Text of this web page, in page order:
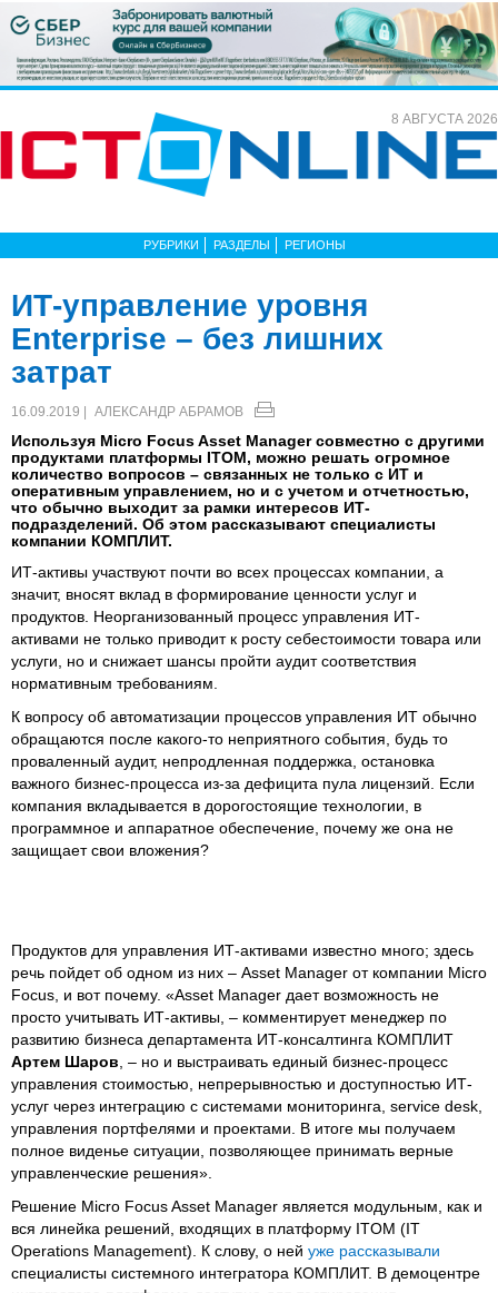
8 АВГУСТА 2026
РУБРИКИ РАЗДЕЛЫ РЕГИОНЫ
ИТ-управление уровня
Enterprise – без лишних
затрат
16.09.2019 | АЛЕКСАНДР АБРАМОВ
Используя Micro Focus Asset Manager совместно с другими
продуктами платформы ITOM, можно решать огромное
количество вопросов – связанных не только с ИТ и
оперативным управлением, но и с учетом и отчетностью,
что обычно выходит за рамки интересов ИТ-
подразделений. Об этом рассказывают специалисты
компании КОМПЛИТ.
ИТ-активы участвуют почти во всех процессах компании, а
значит, вносят вклад в формирование ценности услуг и
продуктов. Неорганизованный процесс управления ИТ-
активами не только приводит к росту себестоимости товара или
услуги, но и снижает шансы пройти аудит соответствия
нормативным требованиям.
К вопросу об автоматизации процессов управления ИТ обычно
обращаются после какого-то неприятного события, будь то
проваленный аудит, непродленная поддержка, остановка
важного бизнес-процесса из-за дефицита пула лицензий. Если
компания вкладывается в дорогостоящие технологии, в
программное и аппаратное обеспечение, почему же она не
защищает свои вложения?
Продуктов для управления ИТ-активами известно много; здесь
речь пойдет об одном из них – Asset Manager от компании Micro
Focus, и вот почему. «Asset Manager дает возможность не
просто учитывать ИТ-активы, – комментирует менеджер по
развитию бизнеса департамента ИТ-консалтинга КОМПЛИТ
Артем Шаров , – но и выстраивать единый бизнес-процесс
управления стоимостью, непрерывностью и доступностью ИТ-
услуг через интеграцию с системами мониторинга, service desk,
управления портфелями и проектами. В итоге мы получаем
полное виденье ситуации, позволяющее принимать верные
управленческие решения».
Решение Micro Focus Asset Manager является модульным, как и
вся линейка решений, входящих в платформу ITOM (IT
Operations Management). К слову, о ней уже рассказывали
специалисты системного интегратора КОМПЛИТ. В демоцентре